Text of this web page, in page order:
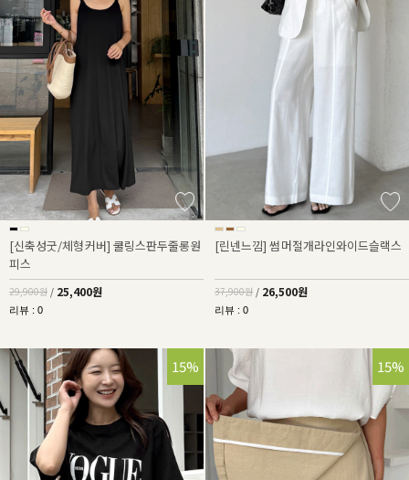
[신축성굿/체형커버] 쿨링스판두줄롱원
피스
29,900원 / 25,400원
리뷰 : 0
[린넨느낌] 썸머절개라인와이드슬랙스
37,900원 / 26,500원
리뷰 : 0
15% 15%